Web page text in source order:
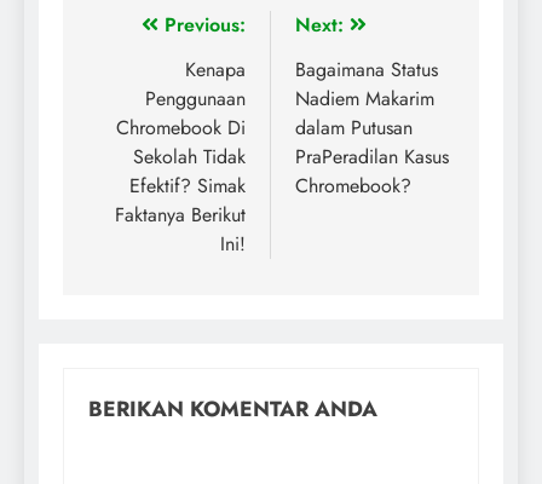
Previous:
Kenapa
Penggunaan
Chromebook Di
Sekolah Tidak
Efektif? Simak
Faktanya Berikut
Ini!
Next:
Bagaimana Status
Nadiem Makarim
dalam Putusan
PraPeradilan Kasus
Chromebook?
BERIKAN KOMENTAR ANDA